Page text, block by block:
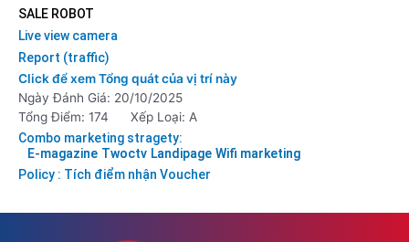
SALE ROBOT
Live view camera
Report (traffic)
Click để xem Tổng quát của vị trí này
Ngày Đánh Giá: 20/10/2025
Tổng Điểm: 174
Xếp Loại: A
Combo marketing stragety:
E-magazine Twoctv Landipage Wifi marketing
Policy : Tích điểm nhận Voucher